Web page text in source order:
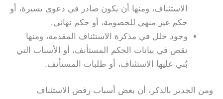
الاستئناف، ومنها أن يكون صادر في دعوى يسيرة، أو
حكم غير منهي للخصومة، أو حكم نهائي.
وجود خلل في مذكرة الاستئناف المقدمة، ومنها
نقص في بيانات الحكم المستأنف، أو الأسباب التي
بُني عليها الاستئناف، أو طلبات المستأنف.
ومن الجدير بالذكر، أن بعض أسباب رفض الاستئناف